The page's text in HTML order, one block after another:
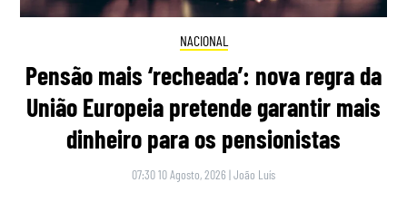
NACIONAL
Pensão mais ‘recheada’: nova regra da
União Europeia pretende garantir mais
dinheiro para os pensionistas
07:30 10 Agosto, 2026 |João Luís